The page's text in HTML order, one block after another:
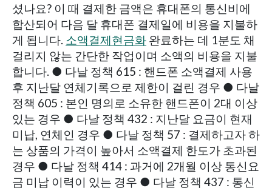
셨나요? 이 때 결제한 금액은 휴대폰의 통신비에
합산되어 다음 달 휴대폰 결제일에 비용을 지불하
게 됩니다. 소액결제현금화 완료하는 데 1분도 채
걸리지 않는 간단한 작업이며 소액의 비용을 지불
합니다. ● 다날 정책 615 : 핸드폰 소액결제 사용
후 지난달 연체기록으로 제한이 걸린 경우 ● 다날
정책 605 : 본인 명의로 소유한 핸드폰이 2대 이상
있는 경우 ● 다날 정책 432 : 지난달 요금이 현재
미납, 연체인 경우 ● 다날 정책 57 : 결제하고자 하
는 상품의 가격이 높아서 소액결제 한도가 초과된
경우 ● 다날 정책 414 : 과거에 2개월 이상 통신요
금 미납 이력이 있는 경우 ● 다날 정책 437 : 통신